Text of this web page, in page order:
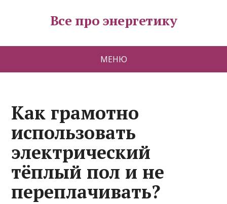
Все про энергетику
МЕНЮ
Как грамотно
использовать
электрический
тёплый пол и не
переплачивать?